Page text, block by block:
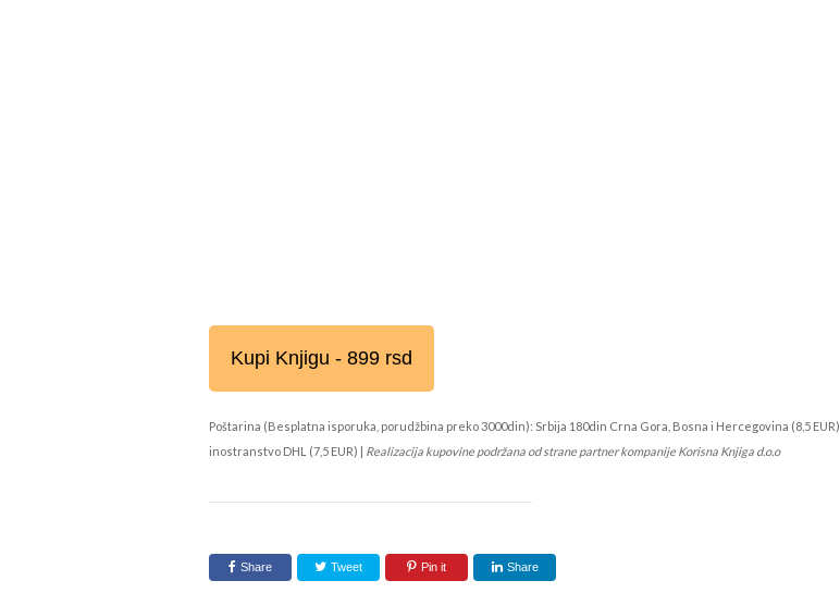
Kupi Knjigu - 899 rsd
Poštarina (Besplatna isporuka, porudžbina preko 3000din): Srbija 180din Crna Gora, Bosna i Hercegovina (8,5 EUR),
inostranstvo DHL (7,5 EUR) | Realizacija kupovine podržana od strane partner kompanije Korisna Knjiga d.o.o
Share Tweet Pin it Share